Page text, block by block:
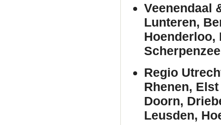
Veenendaal
Lunteren,
Hoenderloo,
Regio
Rhenen,
Doorn,
Leusden,